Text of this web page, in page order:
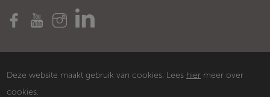
Deze website maakt gebruik van cookies. Lees hier meer over
cookies.